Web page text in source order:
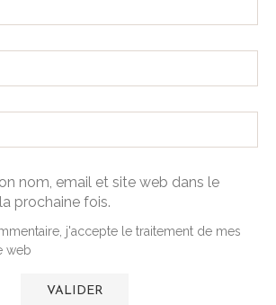
nom, email et site web dans le
prochaine fois.
j'accepte le traitement de mes
web